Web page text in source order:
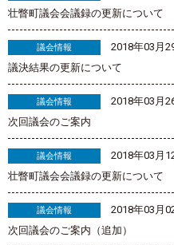
壮瞥町議会会議録の更新について
議会情報
2018年03月
議決結果の更新について
議会情報
2018年03月
次回議会のご案内
議会情報
2018年03月
壮瞥町議会会議録の更新について
議会情報
2018年03月
次回議会のご案内（追加）